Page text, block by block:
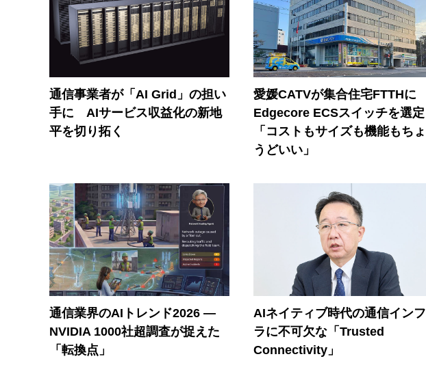
通信事業者が「AI Grid」の担い
手に AIサービス収益化の新地
平を切り拓く
愛媛CATVが集合住宅FTTHに
Edgecore ECSスイッチを選定
「コストもサイズも機能もちょ
うどいい」
通信業界のAIトレンド2026 ―
NVIDIA 1000社超調査が捉えた
「転換点」
AIネイティブ時代の通信インフ
ラに不可欠な「Trusted
Connectivity」